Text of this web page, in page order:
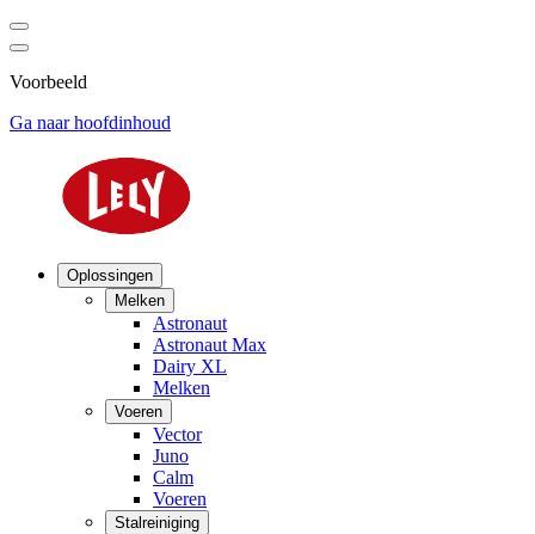
Voorbeeld
Ga naar hoofdinhoud
Oplossingen
Melken
Astronaut
Astronaut Max
Dairy XL
Melken
Voeren
Vector
Juno
Calm
Voeren
Stalreiniging